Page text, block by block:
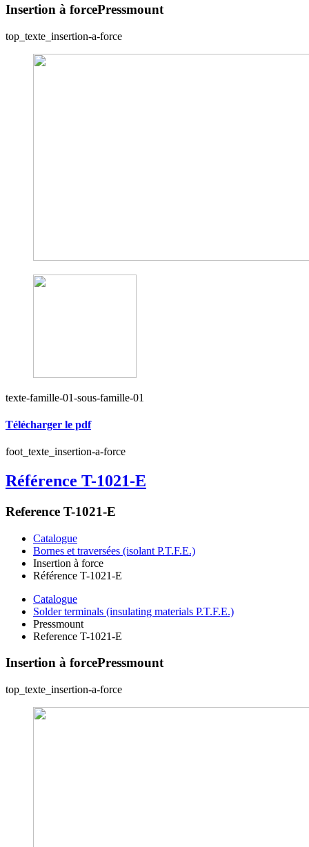
Insertion à forcePressmount
top_texte_insertion-a-force
texte-famille-01-sous-famille-01
Télécharger le pdf
foot_texte_insertion-a-force
Référence T-1021-E
Reference T-1021-E
Catalogue
Bornes et traversées (isolant P.T.F.E.)
Insertion à force
Référence T-1021-E
Catalogue
Solder terminals (insulating materials P.T.F.E.)
Pressmount
Reference T-1021-E
Insertion à forcePressmount
top_texte_insertion-a-force